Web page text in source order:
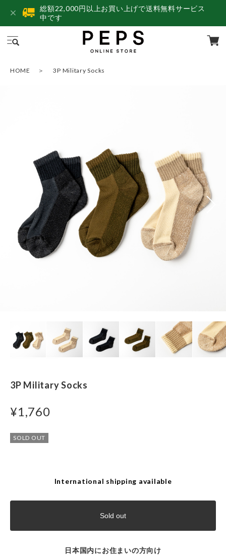
総額22,000円以上お買い上げで送料無料サービス
中です
HOME 3P Military Socks
3P Military Socks
¥1,760
SOLD OUT
International shipping available
Sold out
日本国内にお住まいの方向け